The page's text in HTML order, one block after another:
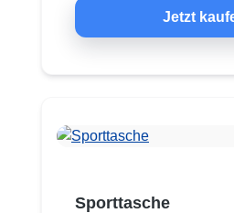
Jetzt
Sporttasche